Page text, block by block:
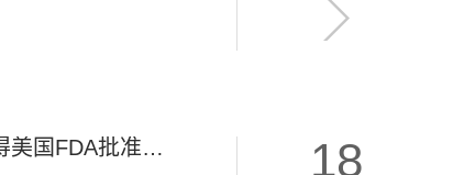
18
已获批！华奥泰HB0043（IL-17A和IL-36R双抗）获得美国FDA批准开展I期临床试验